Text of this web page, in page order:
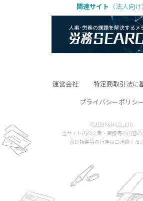
関連サイト （法人向け）
運営会社
特定商取引法に
プライバシーポリシ
©2019 F&M CO., LTD.
当サイト内の文章・画像等の内容
及び複製等の行為はご遠慮くだ